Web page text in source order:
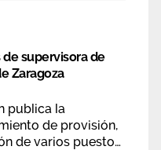
supervisora de
Zaragoza
publica la
de provisión,
de varios puestos